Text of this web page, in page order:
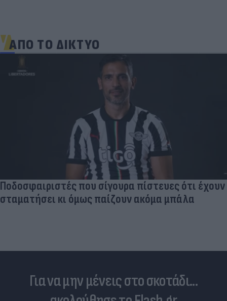
ΑΠΟ ΤΟ ΔΙΚΤΥΟ
Ποδοσφαιριστές που σίγουρα πίστευες ότι έχουν
σταματήσει κι όμως παίζουν ακόμα μπάλα
Για να μην μένεις στο σκοτάδι...